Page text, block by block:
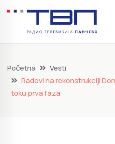
Početna
Vesti
Radovi na rekonstrukciji
toku prva faza